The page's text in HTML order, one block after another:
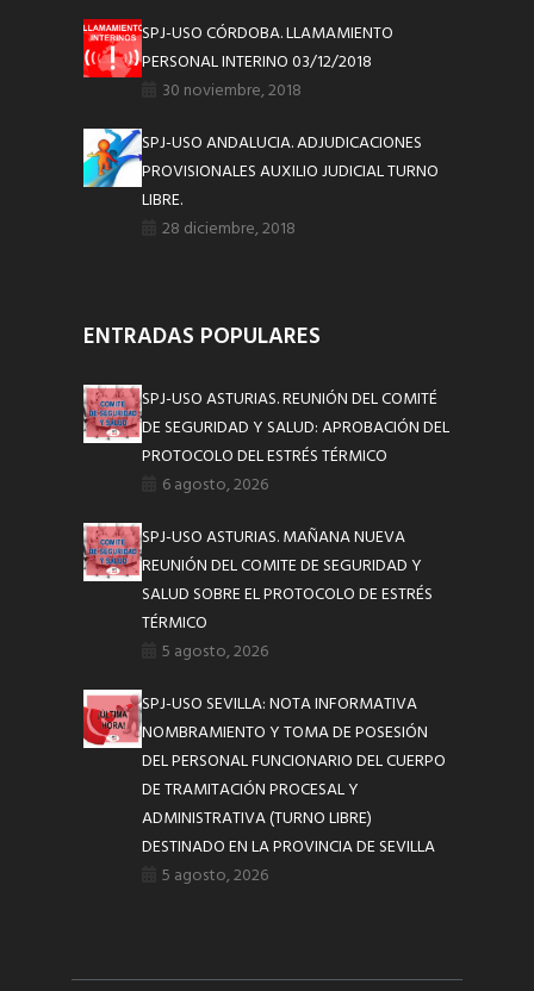
SPJ-USO CÓRDOBA. LLAMAMIENTO
PERSONAL INTERINO 03/12/2018
30 noviembre, 2018
SPJ-USO ANDALUCIA. ADJUDICACIONES
PROVISIONALES AUXILIO JUDICIAL TURNO
LIBRE.
28 diciembre, 2018
ENTRADAS POPULARES
SPJ-USO ASTURIAS. REUNIÓN DEL COMITÉ
DE SEGURIDAD Y SALUD: APROBACIÓN DEL
PROTOCOLO DEL ESTRÉS TÉRMICO
6 agosto, 2026
SPJ-USO ASTURIAS. MAÑANA NUEVA
REUNIÓN DEL COMITE DE SEGURIDAD Y
SALUD SOBRE EL PROTOCOLO DE ESTRÉS
TÉRMICO
5 agosto, 2026
SPJ-USO SEVILLA: NOTA INFORMATIVA
NOMBRAMIENTO Y TOMA DE POSESIÓN
DEL PERSONAL FUNCIONARIO DEL CUERPO
DE TRAMITACIÓN PROCESAL Y
ADMINISTRATIVA (TURNO LIBRE)
DESTINADO EN LA PROVINCIA DE SEVILLA
5 agosto, 2026